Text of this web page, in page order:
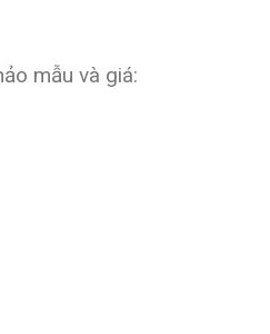
mẫu và giá: